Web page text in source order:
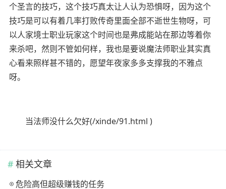
个圣言的技巧，这个技巧真太让人认为恐惧呀，因为这个
技巧是可以有着几率打败传奇里面全部不逝世生物呀，可
以人家境士职业玩家这个时间也是弗成能站在那边等着你
来杀吧，然则不管如何样，我也是要说魔法师职业其实真
心看来照样甚不错的，愿望年夜家多多支撑我的不雅点
呀。
当法师没什么欠好(/xinde/91.html )
相关文章
危险高但超级赚钱的任务